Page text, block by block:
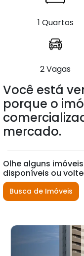
1 Quartos
2 Vagas
Você está
porque o
mercado.
Olhe alguns
disponíveis ou
Busca de Imóveis